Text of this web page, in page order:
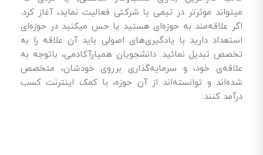
میتواند موثرتر در تیمی یا شرکتی فعالیت نماید، آغاز کرد.
اگر علاقه‌مند به حوزه‌ای هستید یا حس میکنید در حوزه‌ای
استعداد دارید با یادگیری‌های اصولی باید آن علاقه را به
تخصص تبدیل نمائید. دانشجویان همیارآکادمی، باتوجه به
علاقه‌ی خود، و سرمایه‌گذاری برروی خودشان، متخصص
شده‌اند و توانسته‌اند از آن حوزه، با کمک اینترنت کسب
درآمد کنند.